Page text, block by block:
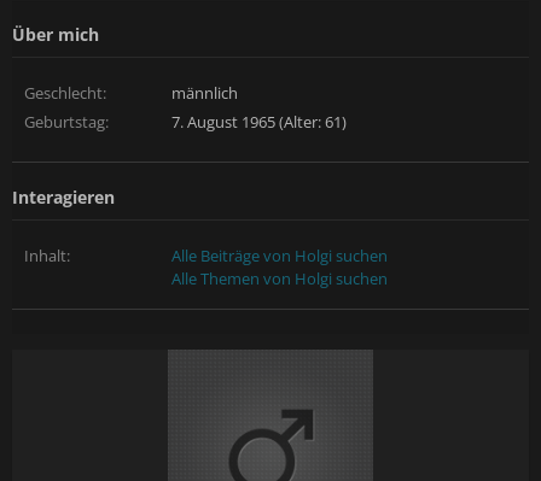
Über mich
Geschlecht:
männlich
Geburtstag:
7. August 1965 (Alter: 61)
Interagieren
Inhalt:
Alle Beiträge von Holgi suchen
Alle Themen von Holgi suchen